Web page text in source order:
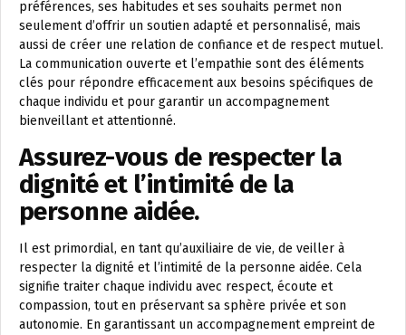
préférences, ses habitudes et ses souhaits permet non
seulement d’offrir un soutien adapté et personnalisé, mais
aussi de créer une relation de confiance et de respect mutuel.
La communication ouverte et l’empathie sont des éléments
clés pour répondre efficacement aux besoins spécifiques de
chaque individu et pour garantir un accompagnement
bienveillant et attentionné.
Assurez-vous de respecter la
dignité et l’intimité de la
personne aidée.
Il est primordial, en tant qu’auxiliaire de vie, de veiller à
respecter la dignité et l’intimité de la personne aidée. Cela
signifie traiter chaque individu avec respect, écoute et
compassion, tout en préservant sa sphère privée et son
autonomie. En garantissant un accompagnement empreint de